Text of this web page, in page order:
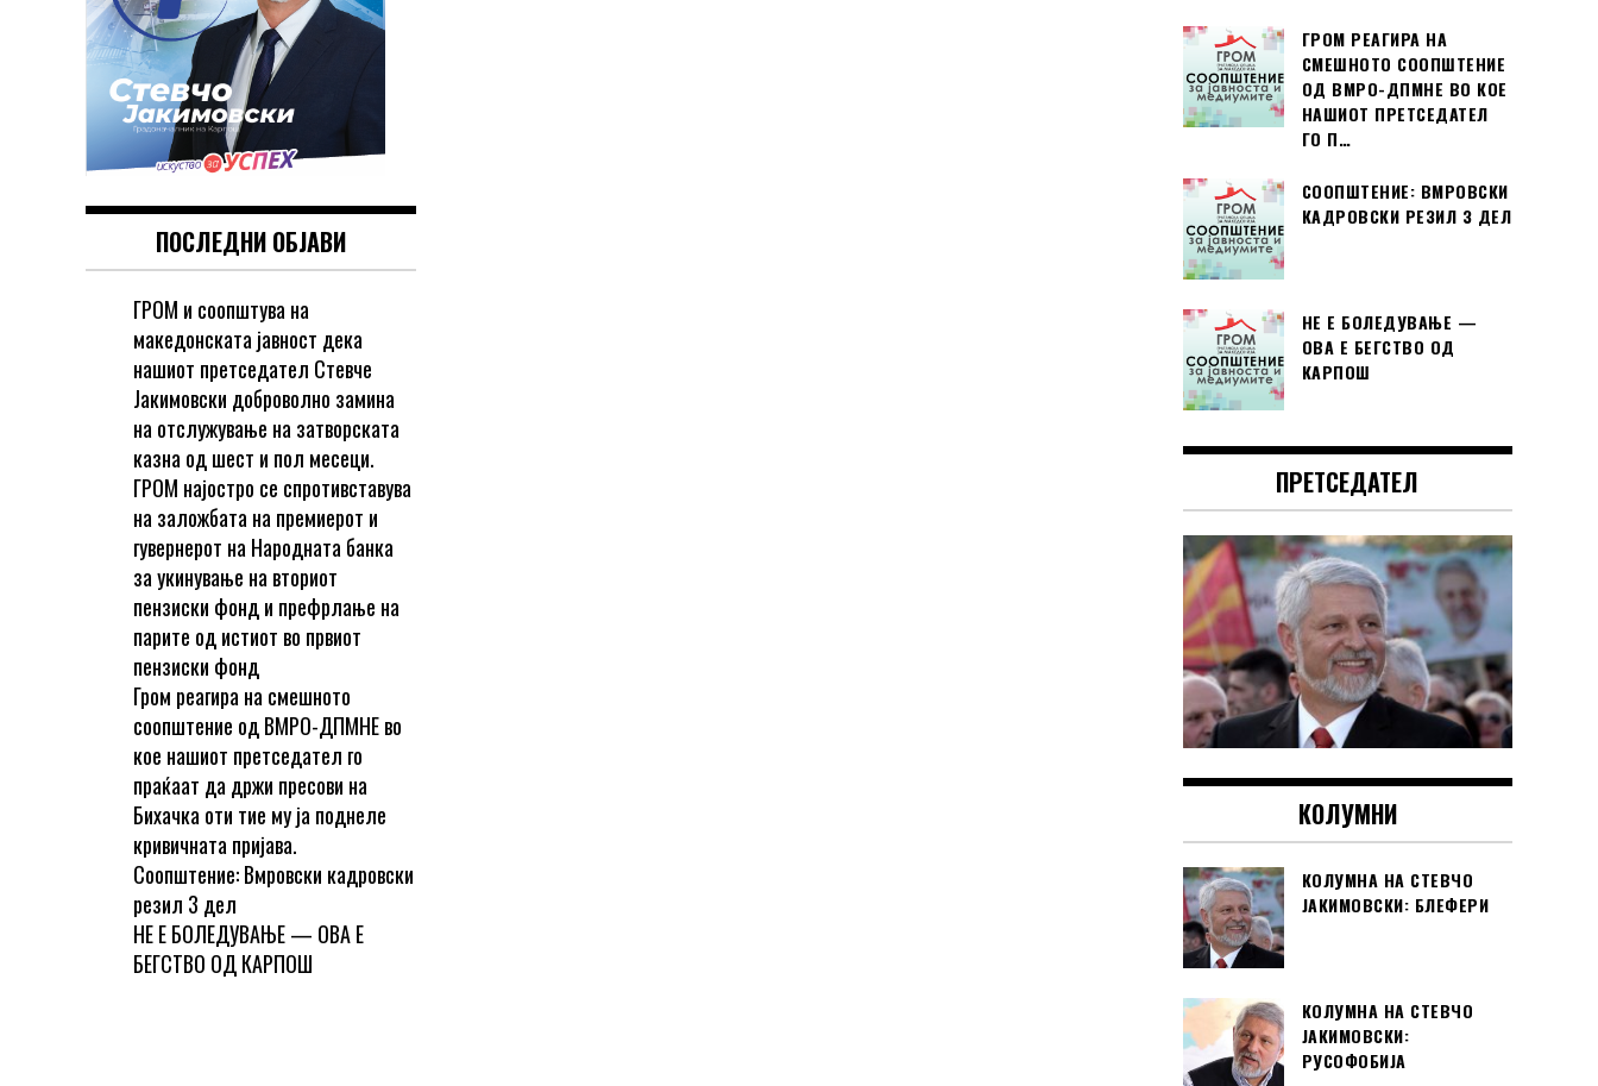
ПОСЛЕДНИ ОБЈАВИ
ГРОМ и соопштува на
македонската јавност дека
нашиот претседател Стевче
Јакимовски доброволно замина
на отслужување на затворската
казна од шест и пол месеци.
ГРОМ најостро се спротивставува
на заложбата на премиерот и
гувернерот на Народната банка
за укинување на вториот
пензиски фонд и префрлање на
парите од истиот во првиот
пензиски фонд
Гром реагира на смешното
соопштение од ВМРО-ДПМНЕ во
кое нашиот претседател го
праќаат да држи пресови на
Бихачка оти тие му ја поднеле
кривичната пријава.
Соопштение: Вмровски кадровски
резил 3 дел
НЕ Е БОЛЕДУВАЊЕ — ОВА Е
БЕГСТВО ОД КАРПОШ
ГРОМ РЕАГИРА НА
СМЕШНОТО СООПШТЕНИЕ
ОД ВМРО-ДПМНЕ ВО КОЕ
НАШИОТ ПРЕТСЕДАТЕЛ
ГО П…
СООПШТЕНИЕ: ВМРОВСКИ
КАДРОВСКИ РЕЗИЛ 3 ДЕЛ
НЕ Е БОЛЕДУВАЊЕ —
ОВА Е БЕГСТВО ОД
КАРПОШ
ПРЕТСЕДАТЕЛ
КОЛУМНИ
КОЛУМНА НА СТЕВЧО
ЈАКИМОВСКИ: БЛЕФЕРИ
КОЛУМНА НА СТЕВЧО
ЈАКИМОВСКИ:
РУСОФОБИЈА